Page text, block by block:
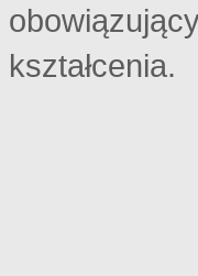
kształcenia.